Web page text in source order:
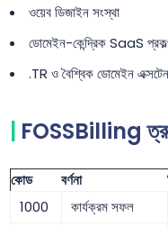
ওয়েব ডিজাইন সংস্থা
ডোমেইন-কেন্দ্রিক SaaS
.TR ও বৈশ্বিক ডোমেইন
FOSSBilling
কোড বর্ণনা
1000
কার্যক্রম সফল